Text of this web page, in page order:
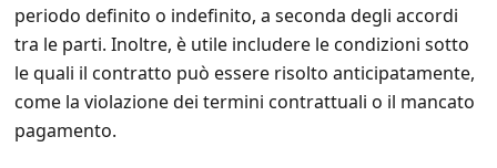
periodo definito o indefinito, a seconda degli accordi
tra le parti. Inoltre, è utile includere le condizioni sotto
le quali il contratto può essere risolto anticipatamente,
come la violazione dei termini contrattuali o il mancato
pagamento.